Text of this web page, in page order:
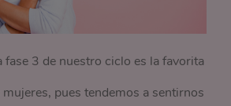
fase 3 de nuestro ciclo es la favorita
pues tendemos a sentirnos